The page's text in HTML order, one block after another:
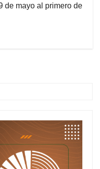
de mayo al primero de